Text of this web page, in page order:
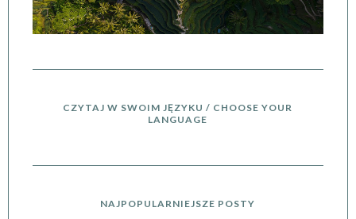
CZYTAJ W SWOIM JĘZYKU / CHOOSE YOUR
LANGUAGE
NAJPOPULARNIEJSZE POSTY